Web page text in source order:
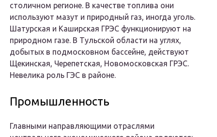
столичном регионе. В качестве топлива они
используют мазут и природный газ, иногда уголь.
Шатурская и Каширская ГРЭС функционируют на
природном газе. В Тульской области на углях,
добытых в подмосковном бассейне, действуют
Щекинская, Черепетская, Новомосковская ГРЭС.
Невелика роль ГЭС в районе.
Промышленность
Главными направляющими отраслями